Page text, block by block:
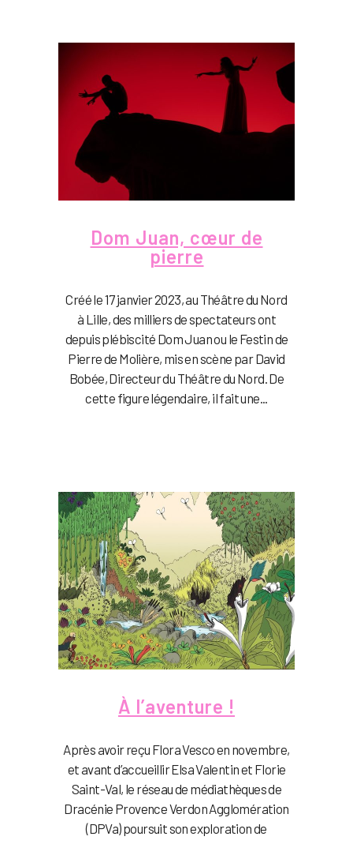
Dom Juan, cœur de
pierre
Créé le 17 janvier 2023, au Théâtre du Nord
à Lille, des milliers de spectateurs ont
depuis plébiscité Dom Juan ou le Festin de
Pierre de Molière, mis en scène par David
Bobée, Directeur du Théâtre du Nord. De
cette figure légendaire, il fait une...
À l’aventure !
Après avoir reçu Flora Vesco en novembre,
et avant d’accueillir Elsa Valentin et Florie
Saint-Val, le réseau de médiathèques de
Dracénie Provence Verdon Agglomération
(DPVa) poursuit son exploration de